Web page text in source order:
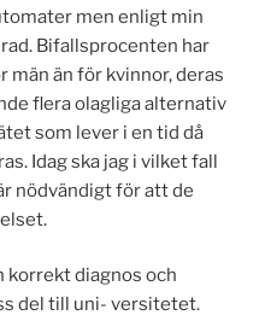
men enligt min
Bifallsprocenten har
än för kvinnor, deras
flera olagliga alternativ
som lever i en tid då
Idag ska jag i vilket fall
nödvändigt för att de
korrekt diagnos och
del till uni- versitetet.